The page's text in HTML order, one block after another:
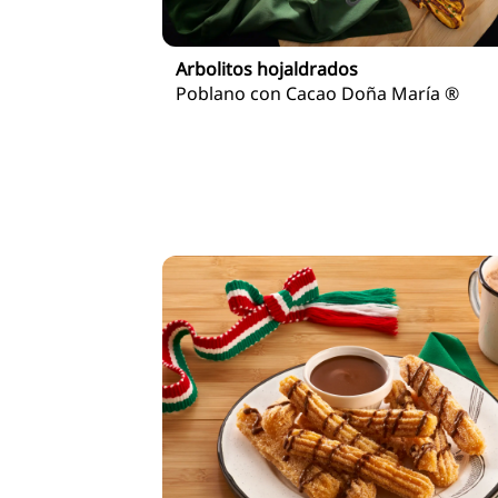
Arbolitos hojaldrados
Poblano con Cacao Doña María ®